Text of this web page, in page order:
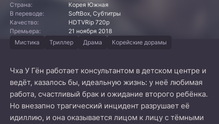
Страна:
Корея Южная
В переводе:
SoftBox, Субтитры
Качество:
HDTVRip 720p
Премьера:
21 ноября 2018
Мистика
Триллер Драма Корейские дорамы
Чха У Гён работает консультантом в детском центре и
ведёт, казалось бы, идеальную жизнь: у неё любимая
работа, счастливый брак и ожидание второго ребёнка.
Но внезапно трагический инцидент разрушает её
идиллию, и она оказывается лицом к лицу с тёмными